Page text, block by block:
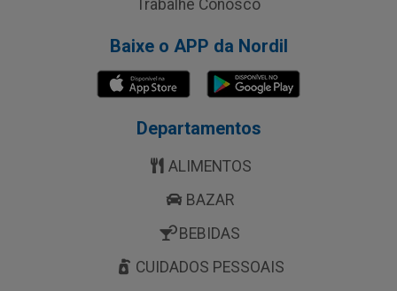
Trabalhe Conosco
Baixe o APP da Nordil
Departamentos
ALIMENTOS
BAZAR
BEBIDAS
CUIDADOS PESSOAIS